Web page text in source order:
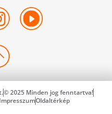
© 2025 Minden jog fenntartva!
ImpresszumOldaltérkép